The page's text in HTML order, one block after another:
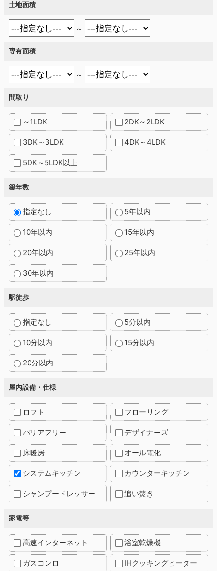
土地面積
～
専有面積
～
間取り
～1LDK 2DK～2LDK
3DK～3LDK 4DK～4LDK
5DK～5LDK以上
築年数
指定なし 5年以内
10年以内 15年以内
20年以内 25年以内
30年以内
駅徒歩
指定なし 5分以内
10分以内 15分以内
20分以内
屋内設備・仕様
ロフト フローリング
バリアフリー デザイナーズ
床暖房 オール電化
システムキッチン カウンターキッチン
シャンプードレッサー 追い焚き
家電等
高速インターネット 浴室乾燥機
ガスコンロ IHクッキングヒーター